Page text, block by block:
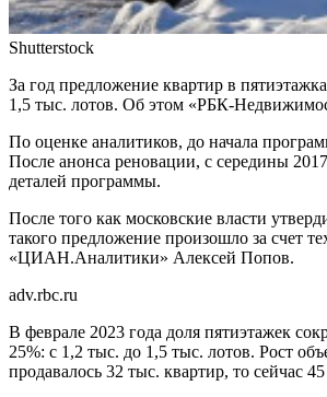
Shutterstock
За год предложение квартир в
1,5 тыс. лотов. Об этом «РБК-
По оценке аналитиков, до начала
После анонса реновации, с середины
деталей программы.
После того как московские власти
такого предложение произошло за счет
«ЦИАН.Аналитики» Алексей Попов.
adv.rbc.ru
В феврале 2023 года доля пятиэтажек
25%: с 1,2 тыс. до 1,5 тыс. лотов. Рост
продавалось 32 тыс. квартир, то сейчас